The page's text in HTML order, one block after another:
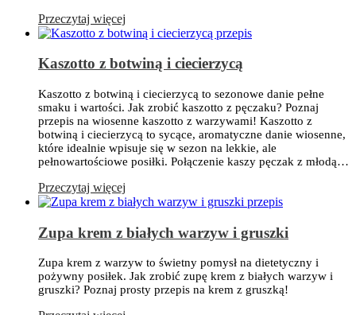
Przeczytaj więcej
Kaszotto z botwiną i ciecierzycą
Kaszotto z botwiną i ciecierzycą to sezonowe danie pełne
smaku i wartości. Jak zrobić kaszotto z pęczaku? Poznaj
przepis na wiosenne kaszotto z warzywami! Kaszotto z
botwiną i ciecierzycą to sycące, aromatyczne danie wiosenne,
które idealnie wpisuje się w sezon na lekkie, ale
pełnowartościowe posiłki. Połączenie kaszy pęczak z młodą…
Przeczytaj więcej
Zupa krem z białych warzyw i gruszki
Zupa krem z warzyw to świetny pomysł na dietetyczny i
pożywny posiłek. Jak zrobić zupę krem z białych warzyw i
gruszki? Poznaj prosty przepis na krem z gruszką!